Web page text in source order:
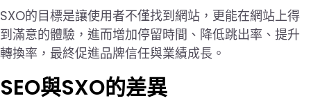
SXO的目標是讓使用者不僅找到網站，更能在網站上得
到滿意的體驗，進而增加停留時間、降低跳出率、提升
轉換率，最終促進品牌信任與業績成長。
SEO與SXO的差異